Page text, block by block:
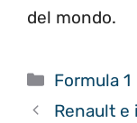
del mondo.
Categorie
Formula 1
Renault e